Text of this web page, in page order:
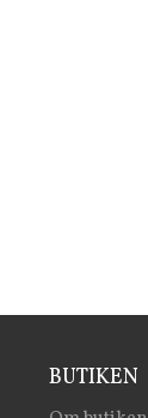
BUTIKEN